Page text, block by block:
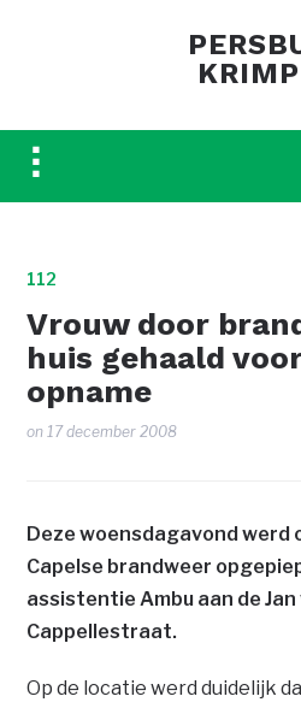
Toggle
sidebar
112
Vrouw door
huis gehaald
opname
on17 december 2008
Deze woensdagavond werd
Capelse brandweer
assistentie Ambu aan de Jan
Cappellestraat.
Op de locatie werd duidelijk